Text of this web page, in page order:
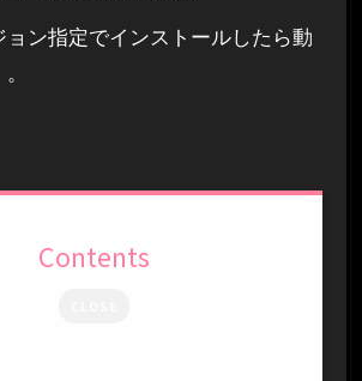
ン指定でインストールしたら動
Contents